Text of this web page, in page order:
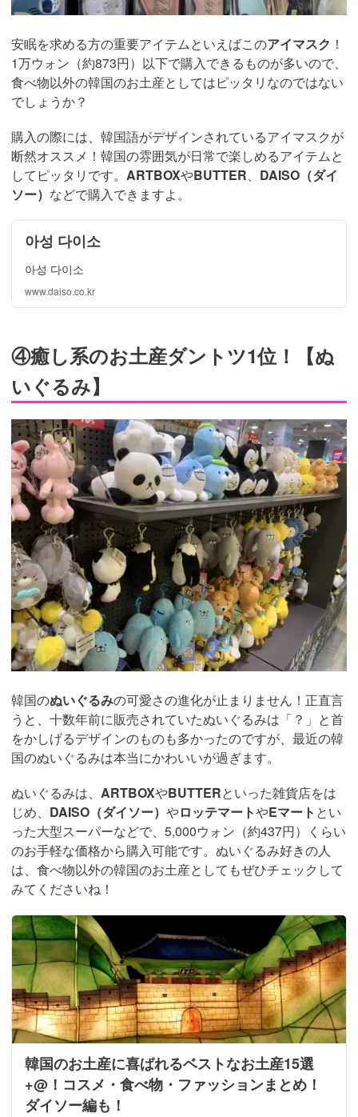
安眠を求める方の重要アイテムといえばこのアイマスク ！
1万ウォン（約873円）以下で購入できるものが多いので、
食べ物以外の韓国のお土産としてはピッタリなのではない
でしょうか？
購入の際には、韓国語がデザインされているアイマスクが
断然オススメ！韓国の雰囲気が日常で楽しめるアイテムと
してピッタリです。 ARTBOXやBUTTER、 DAISO（ダイ
ソー） などで購入できますよ。
아성 다이소
아성 다이소
www.daiso.co.kr
④癒し系のお土産ダントツ1位！【ぬ
いぐるみ】
韓国のぬいぐるみの可愛さの進化が止まりません！正直言
うと、十数年前に販売されていたぬいぐるみは「？」と首
をかしげるデザインのものも多かったのですが、最近の韓
国のぬいぐるみは本当にかわいいが過ぎます。
ぬいぐるみは、 ARTBOXやBUTTERといった雑貨店をは
じめ、 DAISO（ダイソー） やロッテマートやEマート とい
った大型スーパーなどで、5,000ウォン（約437円）くらい
のお手軽な価格から購入可能です。ぬいぐるみ好きの人
は、食べ物以外の韓国のお土産としてもぜひチェックして
みてくださいね！
韓国のお土産に喜ばれるベストなお土産15選
+@！コスメ・食べ物・ファッションまとめ！
ダイソー編も！